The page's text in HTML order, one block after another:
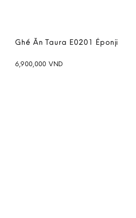
Ghế Ăn Taura E0201 Éponji
6,900,000 VND